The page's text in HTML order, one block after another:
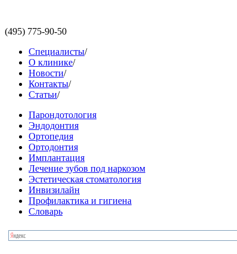
(495) 775-90-50
Специалисты/
О клинике/
Новости/
Контакты/
Статьи/
Парондотология
Эндодонтия
Ортопедия
Ортодонтия
Имплантация
Лечение зубов под наркозом
Эстетическая стоматология
Инвизилайн
Профилактика и гигиена
Словарь